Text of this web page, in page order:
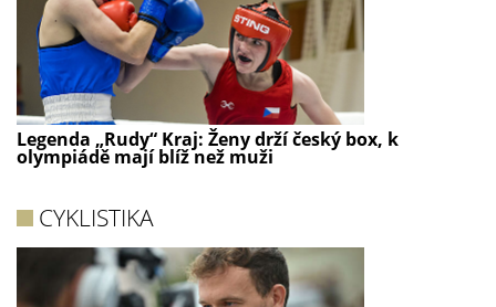
Legenda „Rudy“ Kraj: Ženy drží český box, k
olympiádě mají blíž než muži
CYKLISTIKA